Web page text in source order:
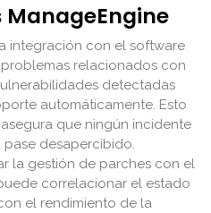
integración con el software
problemas relacionados con
detectadas
automáticamente. Esto
que ningún incidente
pase desapercibido.
la gestión de parches con el
correlacionar el estado
el rendimiento de la